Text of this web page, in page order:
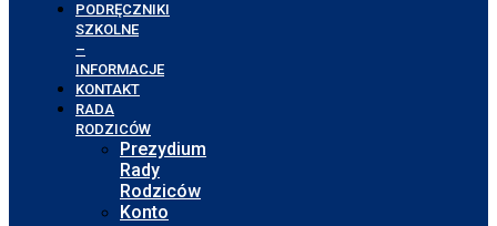
PODRĘCZNIKI
SZKOLNE
–
INFORMACJE
KONTAKT
RADA
RODZICÓW
Prezydium
Rady
Rodziców
Konto